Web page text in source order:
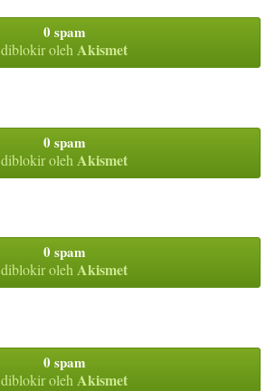
0 spam
diblokir olehAkismet
0 spam
diblokir oleh Akismet
0 spam
diblokir olehAkismet
0 spam
diblokir oleh Akismet